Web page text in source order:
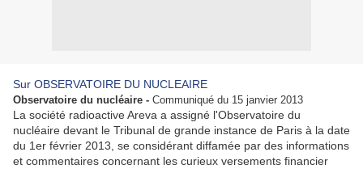
Sur OBSERVATOIRE DU NUCLEAIRE
Observatoire du nucléaire - Communiqué du 15 janvier 2013
La société radioactive Areva a assigné l'Observatoire du
nucléaire devant le Tribunal de grande instance de Paris à la date
du 1er février 2013, se considérant diffamée par des informations
et commentaires concernant les curieux versements financier